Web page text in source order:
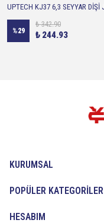
%29
₺ 342.90
₺ 244.93
KURUMSAL
POPÜLER KATEGORİLER
HESABIM